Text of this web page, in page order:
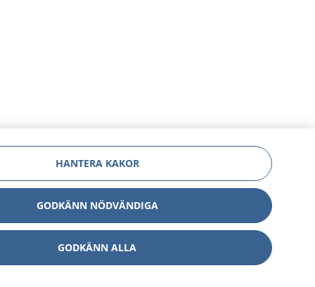
HANTERA KAKOR
GODKÄNN NÖDVÄNDIGA
GODKÄNN ALLA